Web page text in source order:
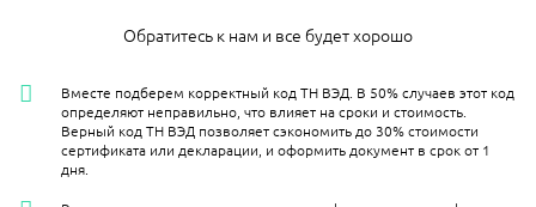
Обратитесь к нам и все будет хорошо
Вместе подберем корректный код ТН ВЭД. В 50% случаев этот код
определяют неправильно, что влияет на сроки и стоимость.
Верный код ТН ВЭД позволяет сэкономить до 30% стоимости
сертификата или декларации, и оформить документ в срок от 1
дня.